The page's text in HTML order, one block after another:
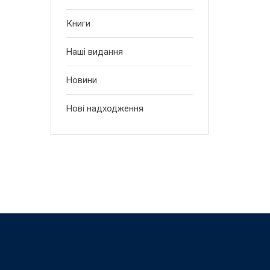
Книги
Наші видання
Новини
Нові надходження